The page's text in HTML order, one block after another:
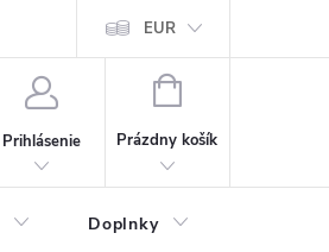
Doprava a platba Veľkoobchod - import
EUR
Prihlásenie
NÁKUPNÝ
Prázdny košík
Doplnky